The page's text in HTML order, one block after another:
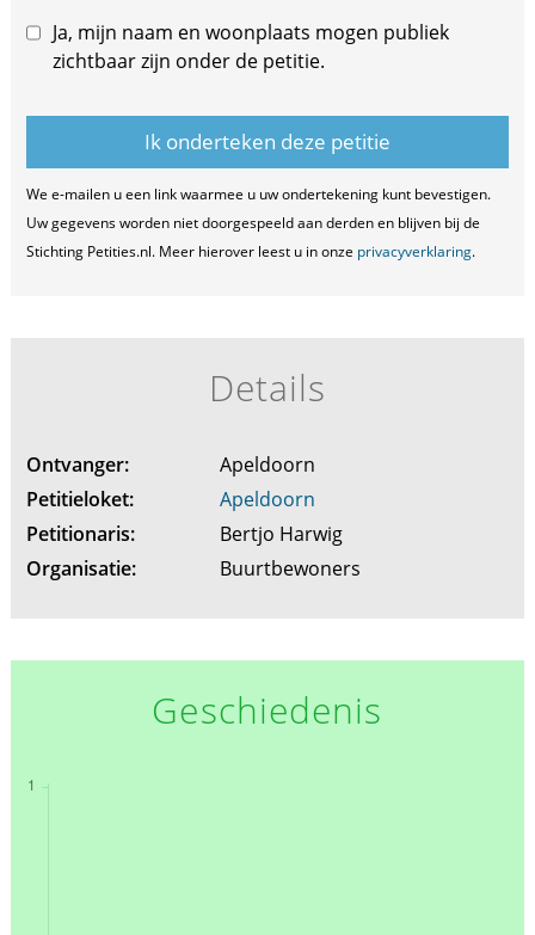
Ja, mijn naam en woonplaats mogen publiek
zichtbaar zijn onder de petitie.
We e-mailen u een link waarmee u uw ondertekening kunt bevestigen.
Uw gegevens worden niet doorgespeeld aan derden en blijven bij de
Stichting Petities.nl. Meer hierover leest u in onze privacyverklaring.
Details
Ontvanger:
Apeldoorn
Petitieloket:
Apeldoorn
Petitionaris:
Bertjo Harwig
Organisatie:
Buurtbewoners
Geschiedenis